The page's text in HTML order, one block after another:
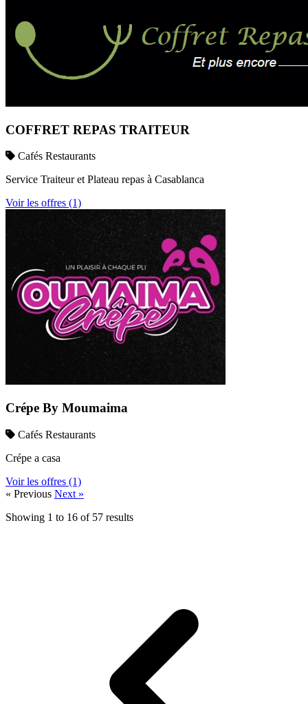
COFFRET REPAS TRAITEUR
Cafés Restaurants
Service Traiteur et Plateau repas à Casablanca
Voir les offres (1)
Crépe By Moumaima
Cafés Restaurants
Crépe a casa
Voir les offres (1)
« Previous Next »
Showing 1 to 16 of 57 results